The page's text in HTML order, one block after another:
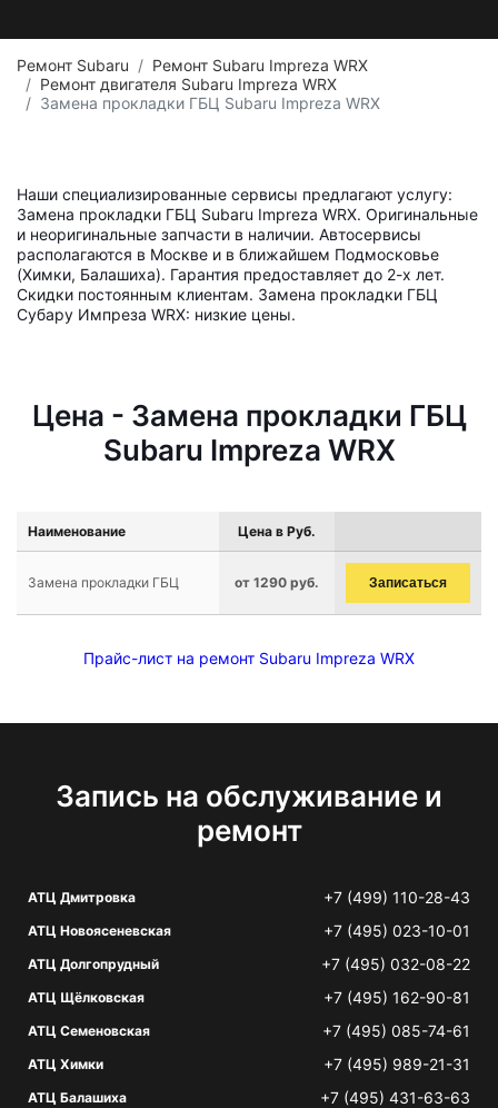
Ремонт Subaru
Ремонт Subaru Impreza WRX
Ремонт двигателя Subaru Impreza WRX
Замена прокладки ГБЦ Subaru Impreza WRX
Наши специализированные сервисы предлагают услугу:
Замена прокладки ГБЦ Subaru Impreza WRX. Оригинальные
и неоригинальные запчасти в наличии. Автосервисы
располагаются в Москве и в ближайшем Подмосковье
(Химки, Балашиха). Гарантия предоставляет до 2-х лет.
Скидки постоянным клиентам. Замена прокладки ГБЦ
Субару Импреза WRX: низкие цены.
Цена - Замена прокладки ГБЦ
Subaru Impreza WRX
Наименование Цена в Руб.
Замена прокладки ГБЦ от 1290 руб. Записаться
Прайс-лист на ремонт Subaru Impreza WRX
Запись на обслуживание и
ремонт
АТЦ Дмитровка +7 (499) 110-28-43
АТЦ Новоясеневская +7 (495) 023-10-01
АТЦ Долгопрудный +7 (495) 032-08-22
АТЦ Щёлковская +7 (495) 162-90-81
АТЦ Семеновская +7 (495) 085-74-61
АТЦ Химки +7 (495) 989-21-31
АТЦ Балашиха +7 (495) 431-63-63